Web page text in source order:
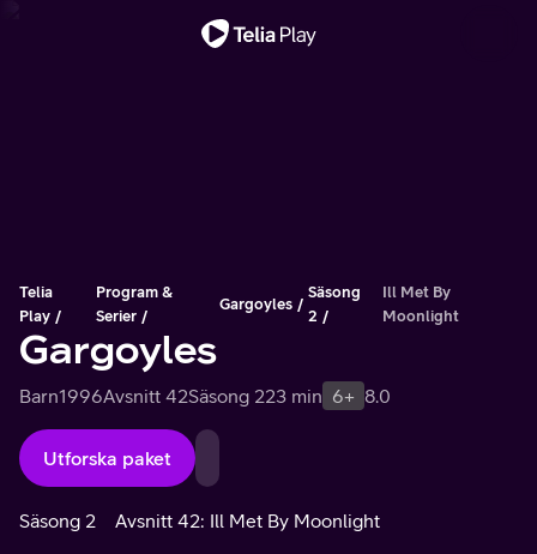
Telia
Play
Program &
Serier
Gargoyles
Säsong
2
Ill Met By
Moonlight
Gargoyles
Barn1996Avsnitt 42Säsong 223 min 6+ 8.0
Utforska paket
Säsong 2 Avsnitt 42: Ill Met By Moonlight